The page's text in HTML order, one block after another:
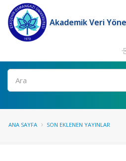
Akademik Veri
Ara
ANA SAYFA SON EKLENEN YAYINLAR